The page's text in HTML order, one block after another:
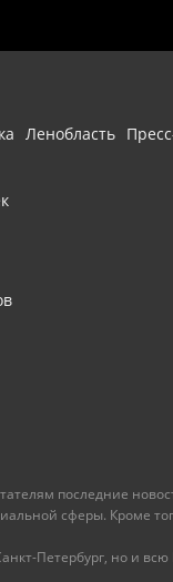
Ленобласть
последние
сферы. Кроме
Петербург, но и